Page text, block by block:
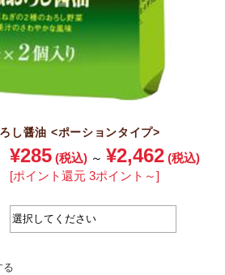
し醤油 <ポーションタイプ>
¥285 (税込) ～ ¥2,462 (税込)
[ポイント還元 3ポイント～]
る